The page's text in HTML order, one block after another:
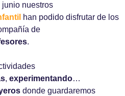
junio nuestros
han podido disfrutar de los
de
.
, experimentando…
donde guardaremos